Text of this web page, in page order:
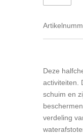
Deze
activiteiten.
schuim en
verdeling